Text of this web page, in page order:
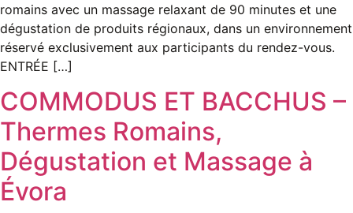
romains avec un massage relaxant de 90 minutes et une
dégustation de produits régionaux, dans un environnement
réservé exclusivement aux participants du rendez-vous.
ENTRÉE […]
COMMODUS ET BACCHUS –
Thermes Romains,
Dégustation et Massage à
Évora